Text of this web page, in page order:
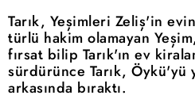
Tarık, Yeşimleri Zeliş'in
türlü hakim olamayan
fırsat bilip Tarık'ın ev
sürdürünce Tarık, Öykü'yü
arkasında bıraktı.